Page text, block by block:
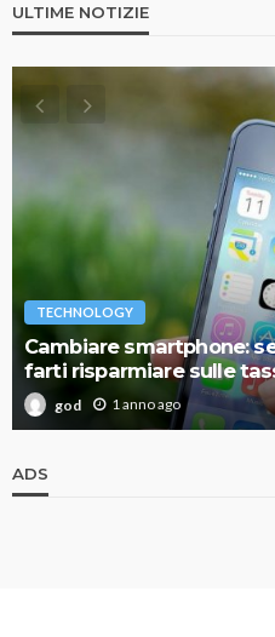
ULTIME NOTIZIE
TECHNOLOGY
Cambiare smartphone:
farti risparmiare sulle
god 1 anno ago
ADS